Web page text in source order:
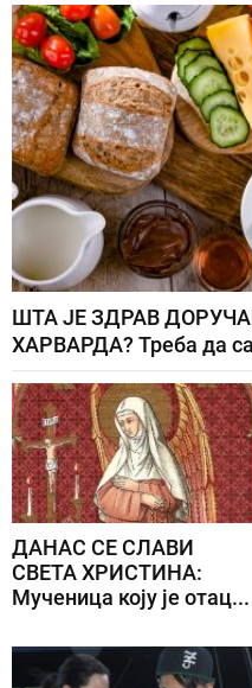
ШТА ЈЕ ЗДРАВ
ХАРВАРДА? Треба да
ДАНАС СЕ СЛАВИ
СВЕТА ХРИСТИНА:
Мученица коју је отац...